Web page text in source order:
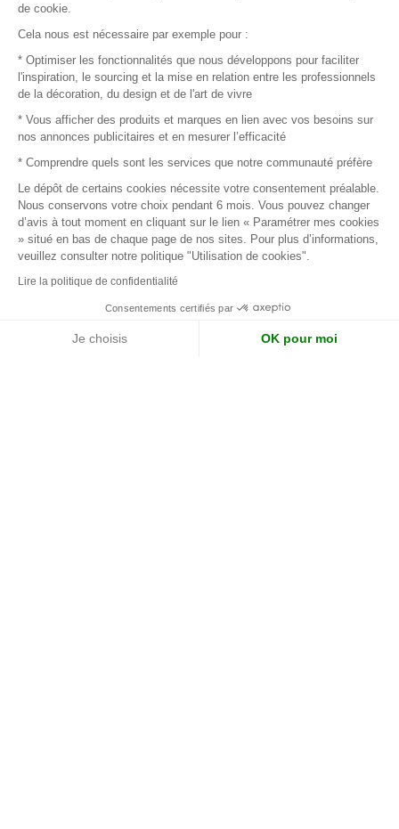
Vous avez déjà un compte Maison&Objet ?
Utilisez les mêmes identifiants pour vous connecter à MOM
Se connecter
de cookie.
Cela nous est nécessaire par exemple pour :
* Optimiser les fonctionnalités que nous développons pour faciliter
l'inspiration, le sourcing et la mise en relation entre les professionnels
de la décoration, du design et de l'art de vivre
* Vous afficher des produits et marques en lien avec vos besoins sur
nos annonces publicitaires et en mesurer l’efficacité
* Comprendre quels sont les services que notre communauté préfère
Le dépôt de certains cookies nécessite votre consentement préalable.
Nous conservons votre choix pendant 6 mois. Vous pouvez changer
d’avis à tout moment en cliquant sur le lien « Paramétrer mes cookies
» situé en bas de chaque page de nos sites. Pour plus d’informations,
veuillez consulter notre politique "Utilisation de cookies".
Lire la politique de confidentialité
Consentements certifiés par
Je choisis OK pour moi